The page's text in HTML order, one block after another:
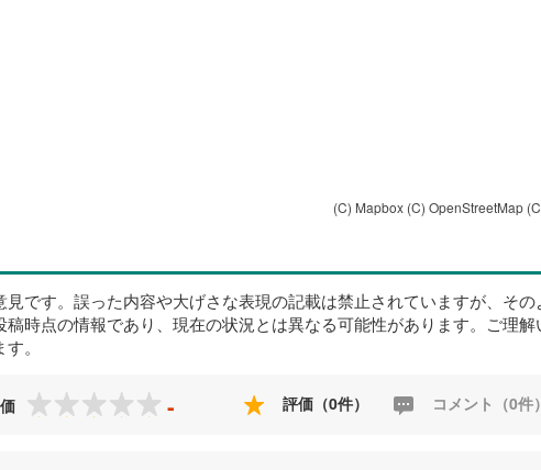
(C) Mapbox (C) OpenStreetMap
です。誤った内容や大げさな表現の記載は禁止されていますが、そ
時点の情報であり、現在の状況とは異なる可能性があります。ご理
。
- 評価（0件） コメント（0件）